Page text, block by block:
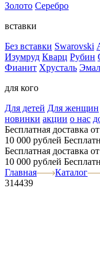
Золото Серебро
вставки
Без вставки Swarovski
Изумруд Кварц Рубин
Фианит Хрусталь
для кого
Для детей Для женщин
новинки акции о нас
Бесплатная доставка
10 000 рублей
Бесплатная доставка
10 000 рублей
Главная
Каталог
314439